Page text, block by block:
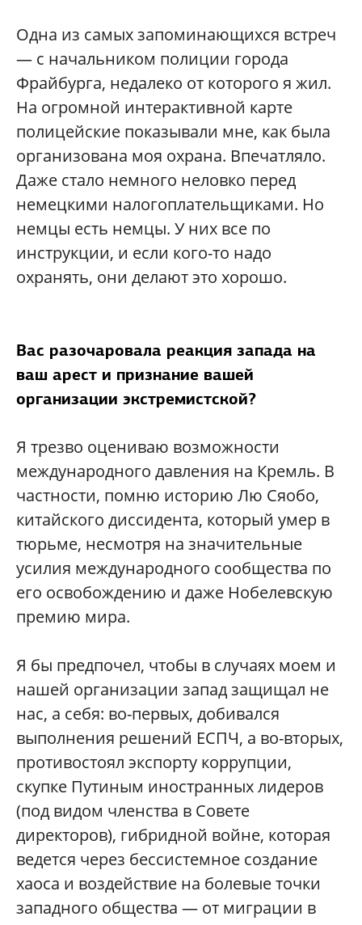
Одна из самых запоминающихся встреч
— с начальником полиции города
Фрайбурга, недалеко от которого я жил.
На огромной интерактивной карте
полицейские показывали мне, как была
организована моя охрана. Впечатляло.
Даже стало немного неловко перед
немецкими налогоплательщиками. Но
немцы есть немцы. У них все по
инструкции, и если кого-то надо
охранять, они делают это хорошо.
Вас разочаровала реакция запада на
ваш арест и признание вашей
организации экстремистской?
Я трезво оцениваю возможности
международного давления на Кремль. В
частности, помню историю Лю Сяобо,
китайского диссидента, который умер в
тюрьме, несмотря на значительные
усилия международного сообщества по
его освобождению и даже Нобелевскую
премию мира.
Я бы предпочел, чтобы в случаях моем и
нашей организации запад защищал не
нас, а себя: во-первых, добивался
выполнения решений ЕСПЧ, а во-вторых,
противостоял экспорту коррупции,
скупке Путиным иностранных лидеров
(под видом членства в Совете
директоров), гибридной войне, которая
ведется через бессистемное создание
хаоса и воздействие на болевые точки
западного общества — от миграции в